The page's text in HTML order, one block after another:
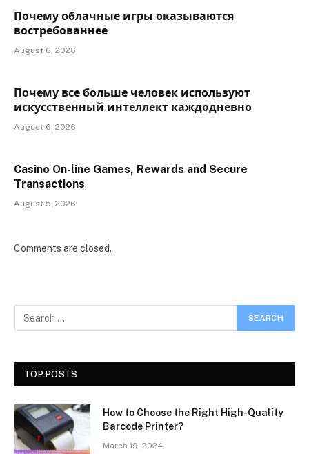
Почему облачные игры оказываются
востребованнее
August 6, 2026
Почему все больше человек используют
искусственный интеллект каждодневно
August 6, 2026
Casino On-line Games, Rewards and Secure
Transactions
August 5, 2026
Comments are closed.
TOP POSTS
How to Choose the Right High-Quality
Barcode Printer?
March 19, 2024